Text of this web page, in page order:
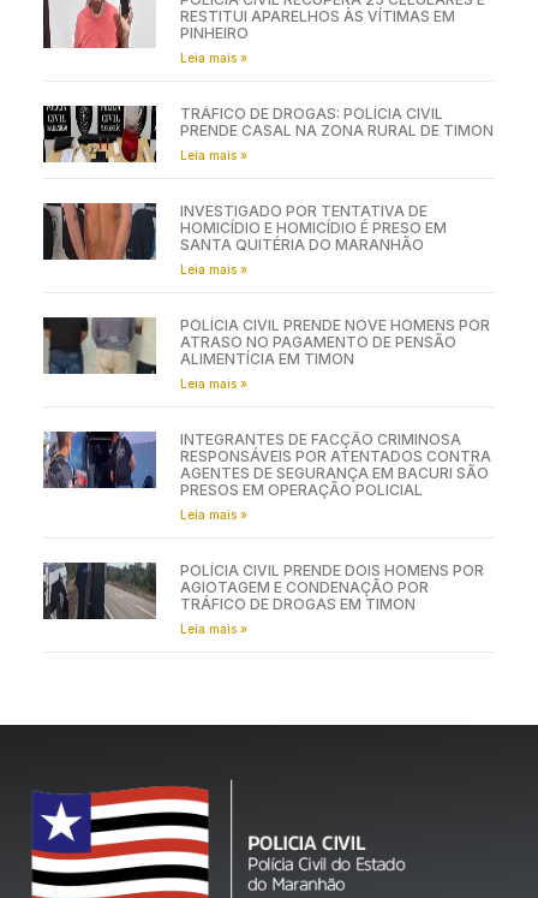
RESTITUI APARELHOS ÀS VÍTIMAS EM
PINHEIRO
Leia mais »
TRÁFICO DE DROGAS: POLÍCIA CIVIL
PRENDE CASAL NA ZONA RURAL DE TIMON
Leia mais »
INVESTIGADO POR TENTATIVA DE
HOMICÍDIO E HOMICÍDIO É PRESO EM
SANTA QUITÉRIA DO MARANHÃO
Leia mais »
POLÍCIA CIVIL PRENDE NOVE HOMENS POR
ATRASO NO PAGAMENTO DE PENSÃO
ALIMENTÍCIA EM TIMON
Leia mais »
INTEGRANTES DE FACÇÃO CRIMINOSA
RESPONSÁVEIS POR ATENTADOS CONTRA
AGENTES DE SEGURANÇA EM BACURI SÃO
PRESOS EM OPERAÇÃO POLICIAL
Leia mais »
POLÍCIA CIVIL PRENDE DOIS HOMENS POR
AGIOTAGEM E CONDENAÇÃO POR
TRÁFICO DE DROGAS EM TIMON
Leia mais »